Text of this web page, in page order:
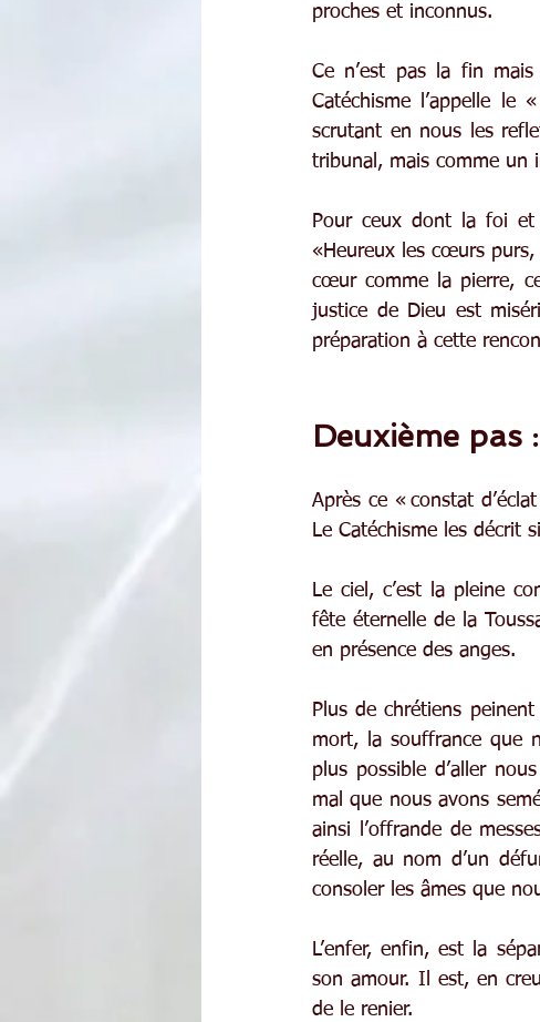
proches et inconnus.
Ce n’est pas la fin
Catéchisme l’appelle le
scrutant en nous les
tribunal, mais comme un
Pour ceux dont la foi et
«Heureux les cœurs purs,
cœur comme la pierre,
justice de Dieu est
préparation à cette
Deuxième pas
Après ce « constat
Le Catéchisme les décrit
Le ciel, c’est la pleine
fête éternelle de la
en présence des anges.
Plus de chrétiens
mort, la souffrance que
plus possible d’aller
mal que nous avons
ainsi l’offrande de
réelle, au nom d’un
consoler les âmes que
L’enfer, enfin, est la
son amour. Il est, en
de le renier.